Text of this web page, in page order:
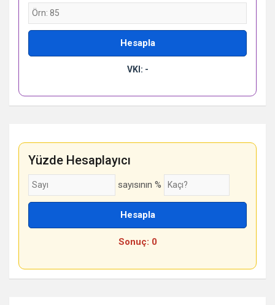
Hesapla
VKI: -
Yüzde Hesaplayıcı
sayısının %
Hesapla
Sonuç: 0